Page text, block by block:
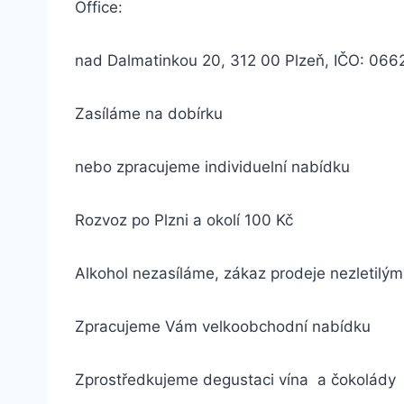
Office:
nad Dalmatinkou 20, 312 00 Plzeň, IČO:
Zasíláme na dobírku
nebo zpracujeme individuelní nabídku
Rozvoz po Plzni a okolí 100 Kč
Alkohol nezasíláme, zákaz prodeje nezletilým
Zpracujeme Vám velkoobchodní nabídku
Zprostředkujeme degustaci vína a čokolády